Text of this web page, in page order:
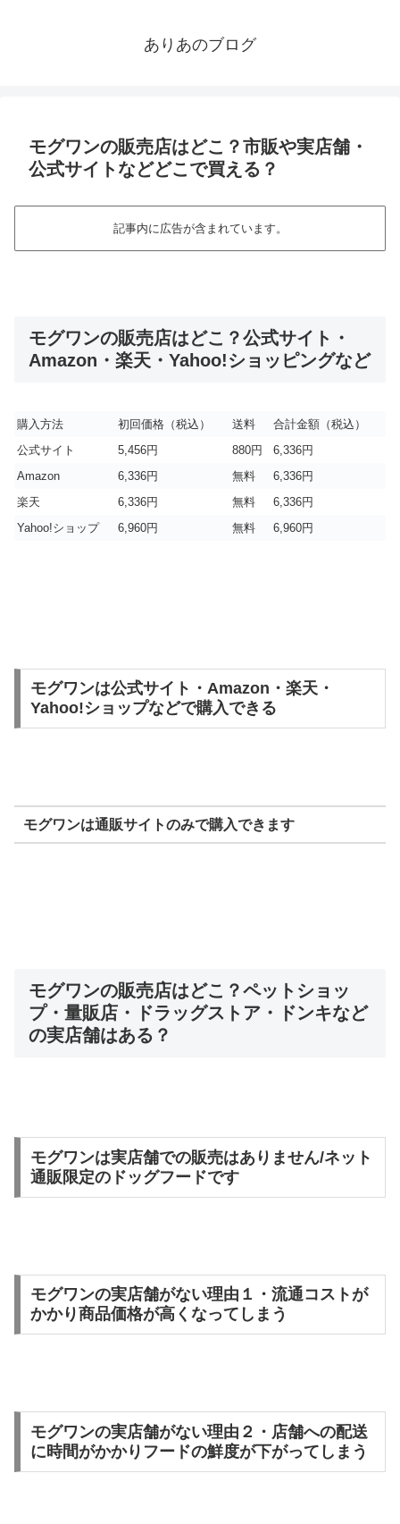
ありあのブログ
モグワンの販売店はどこ？市販や実店舗・
公式サイトなどどこで買える？
記事内に広告が含まれています。
モグワンの販売店はどこ？公式サイト・
Amazon・楽天・Yahoo!ショッピングなど
購入方法 初回価格（税込） 送料
合計金額（税込）
公式サイト
5,456円 880円
6,336円
Amazon
6,336円 無料
6,336円
楽天
6,336円 無料
6,336円
Yahoo!ショップ
6,960円 無料 6,960円
モグワンは公式サイト・Amazon・楽天・
Yahoo!ショップなどで購入できる
モグワンは通販サイトのみで購入できます
モグワンの販売店はどこ？ペットショッ
プ・量販店・ドラッグストア・ドンキなど
の実店舗はある？
モグワンは実店舗での販売はありません/ネット
通販限定のドッグフードです
モグワンの実店舗がない理由１・流通コストが
かかり商品価格が高くなってしまう
モグワンの実店舗がない理由２・店舗への配送
に時間がかかりフードの鮮度が下がってしまう